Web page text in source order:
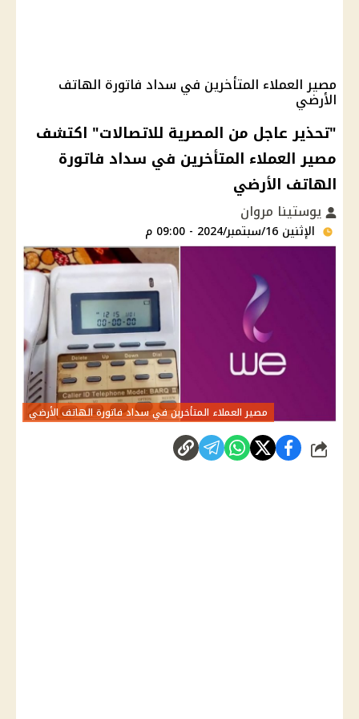
مصير العملاء المتأخرين في سداد فاتورة الهاتف
الأرضي
"تحذير عاجل من المصرية للاتصالات" اكتشف
مصير العملاء المتأخرين في سداد فاتورة
الهاتف الأرضي
يوستينا مروان
الإثنين 16/سبتمبر/2024 - 09:00 م
مصير العملاء المتأخرين في سداد فاتورة الهاتف الأرضي
شارك